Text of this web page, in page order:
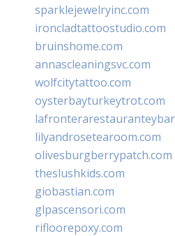
sparklejewelryinc.com
ironcladtattoostudio.com
bruinshome.com
annascleaningsvc.com
wolfcitytattoo.com
oysterbayturkeytrot.com
lilyandrosetearoom.com
olivesburgberrypatch.com
theslushkids.com
giobastian.com
glpascensori.com
rifloorepoxy.com